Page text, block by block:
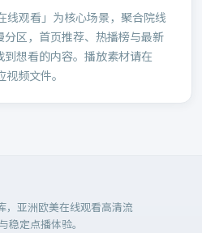
线观看」为核心场景，聚合院线
区，首页推荐、热播榜与最新
想看的内容。播放素材请在
频文件。
，亚洲欧美在线观看高清流
稳定点播体验。